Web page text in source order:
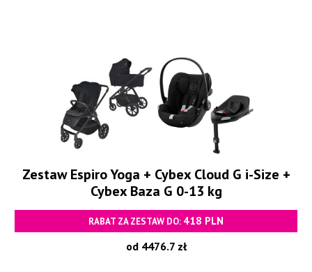
Zestaw Espiro Yoga + Cybex Cloud G i-Size +
Cybex Baza G 0-13 kg
RABAT ZA ZESTAW DO: 418 PLN
od 4476.7 zł